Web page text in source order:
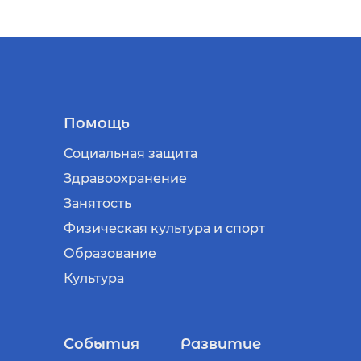
Помощь
Социальная защита
Здравоохранение
Занятость
Физическая культура и спорт
Образование
Культура
События Развитие